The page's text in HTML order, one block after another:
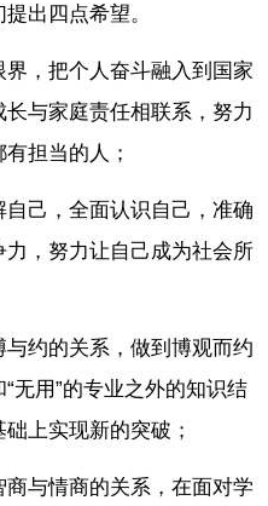
出四点希望。
，把个人奋斗融入到国家
与家庭责任相联系，努力
担当的人；
己，全面认识自己，准确
，努力让自己成为社会所
约的关系，做到博观而约
无用”的专业之外的知识结
上实现新的突破；
与情商的关系，在面对学